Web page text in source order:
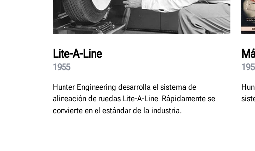
Lite-A-Line
1955
Hunter Engineering desarrolla el sistema de
alineación de ruedas Lite-A-Line. Rápidamente se
convierte en el estándar de la industria.